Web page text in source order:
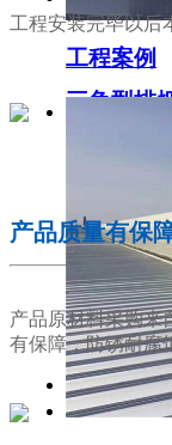
三角型排
工程案例
工程安装完毕以后
产品质量有保
产品原材料采购来
有保障，防锈耐腐